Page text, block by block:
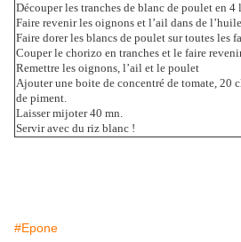
Découper les tranches de blanc de poulet en 4
Faire revenir les oignons et l’ail dans de
Faire dorer les blancs de poulet sur toutes les
Couper le chorizo en tranches et le faire
Remettre les oignons, l’ail et le poulet
Ajouter une boite de concentré de tomate, 20
de piment.
Laisser mijoter 40 mn.
Servir avec du riz blanc !
#Epone